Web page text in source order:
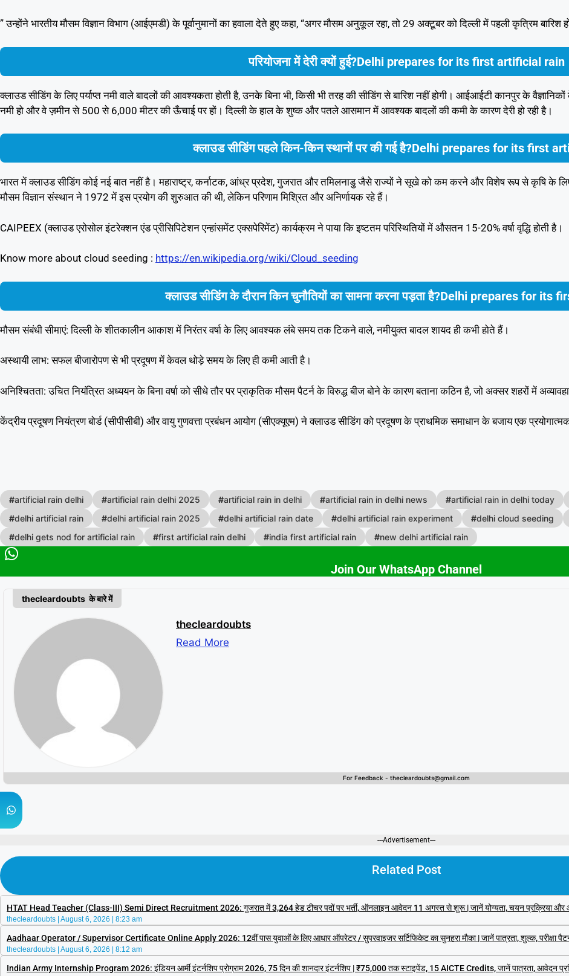
” उन्होंने भारतीय मौसम विज्ञान विभाग (आईएमडी) के पूर्वानुमानों का हवाला देते हुए कहा, “अगर मौसम अनुकूल रहा, तो 29 अक्टूबर को दिल्ली में पहली कृत्रिम बारिश
परियोजना में देरी क्यों हुई?Delhi prepares for its first artificial rain
क्लाउड सीडिंग के लिए पर्याप्त नमी वाले बादलों की आवश्यकता होती है, उनके बिना भी, किसी भी तरह की सीडिंग से बारिश नहीं होगी। आईआईटी कानपुर के
नमी हो और वे ज़मीन से 500 से 6,000 मीटर की ऊँचाई पर हों। दिल्ली के हाल के शुष्क और पतले आसमान में आवश्यक बादलों की कमी के कारण देरी हो रही है।
क्लाउड सीडिंग पहले किन-किन स्थानों पर की गई है?Delhi prepares for its first
भारत में क्लाउड सीडिंग कोई नई बात नहीं है। महाराष्ट्र, कर्नाटक, आंध्र प्रदेश, गुजरात और तमिलनाडु जैसे राज्यों ने सूखे को कम करने और विशेष रूप से कृषि के लिए
मौसम विज्ञान संस्थान ने 1972 में इस प्रयोग की शुरुआत की थी, लेकिन परिणाम मिश्रित और अनिर्णायक रहे हैं।
CAIPEEX (क्लाउड एरोसोल इंटरेक्शन एंड प्रीसिपिटेशन एन्हांसमेंट एक्सपेरिमेंट) कार्यक्रम ने पाया कि इष्टतम परिस्थितियों में औसतन 15-20% वर्षा वृद्धि होती है।
Know more about cloud seeding : https://en.wikipedia.org/wiki/Cloud_seeding
क्लाउड सीडिंग के दौरान किन चुनौतियों का सामना करना पड़ता है?Delhi prepares for its
मौसम संबंधी सीमाएं: दिल्ली के शीतकालीन आकाश में निरंतर वर्षा के लिए आवश्यक लंबे समय तक टिकने वाले, नमीयुक्त बादल शायद ही कभी होते हैं।
अस्थायी लाभ: सफल बीजारोपण से भी प्रदूषण में केवल थोड़े समय के लिए ही कमी आती है।
अनिश्चितता: उचित नियंत्रित अध्ययन के बिना वर्षा को सीधे तौर पर प्राकृतिक मौसम पैटर्न के विरुद्ध बीज बोने के कारण बताना कठिन है, जो अक्सर शहरों में
केंद्रीय प्रदूषण नियंत्रण बोर्ड (सीपीसीबी) और वायु गुणवत्ता प्रबंधन आयोग (सीएक्यूएम) ने क्लाउड सीडिंग को प्रदूषण के प्राथमिक समाधान के बजाय एक
#artificial rain delhi #artificial rain delhi 2025 #artificial rain in delhi #artificial rain in delhi news #artificial rain in delhi today
#delhi artificial rain #delhi artificial rain 2025 #delhi artificial rain date #delhi artificial rain experiment #delhi cloud seeding
#delhi gets nod for artificial rain #first artificial rain delhi #india first artificial rain #new delhi artificial rain
Join Our WhatsApp Channel
thecleardoubts के बारे में
thecleardoubts
Read More
For Feedback - thecleardoubts@gmail.com
---Advertisement---
Related Post
HTAT Head Teacher (Class-III) Semi Direct Recruitment 2026: गुजरात में 3,264 हेड टीचर पदों पर भर्ती, ऑनलाइन आवेदन 11 अगस्त से शुरू | जानें योग्यता, चयन प्रक्रिया और
thecleardoubts August 6, 2026 8:23 am
Aadhaar Operator / Supervisor Certificate Online Apply 2026: 12वीं पास युवाओं के लिए आधार ऑपरेटर / सुपरवाइजर सर्टिफिकेट का सुनहरा मौका | जानें पात्रता, शुल्क, परीक्षा
thecleardoubts August 6, 2026 8:12 am
Indian Army Internship Program 2026: इंडियन आर्मी इंटर्नशिप प्रोग्राम 2026, 75 दिन की शानदार इंटर्नशिप | ₹75,000 तक स्टाइपेंड, 15 AICTE Credits, जानें पात्रता, आवेदन